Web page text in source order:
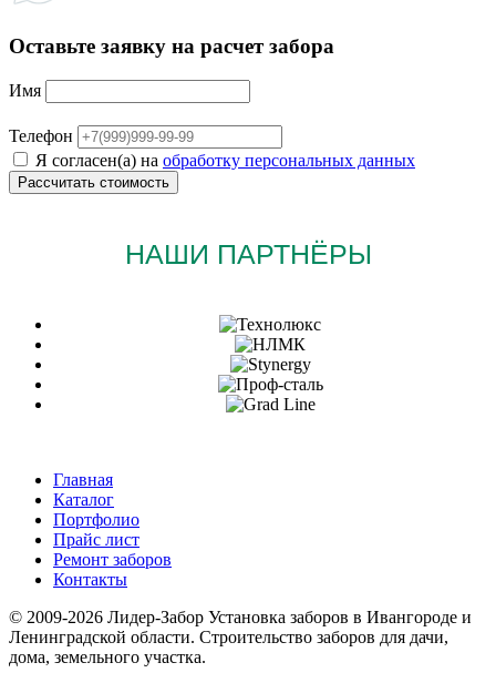
Оставьте заявку на расчет забора
Имя
Телефон
Я согласен(а) на обработку персональных данных
НАШИ ПАРТНЁРЫ
Главная
Каталог
Портфолио
Прайс лист
Ремонт заборов
Контакты
© 2009-2026 Лидер-Забор Установка заборов в Ивангороде и
Ленинградской области. Строительство заборов для дачи,
дома, земельного участка.